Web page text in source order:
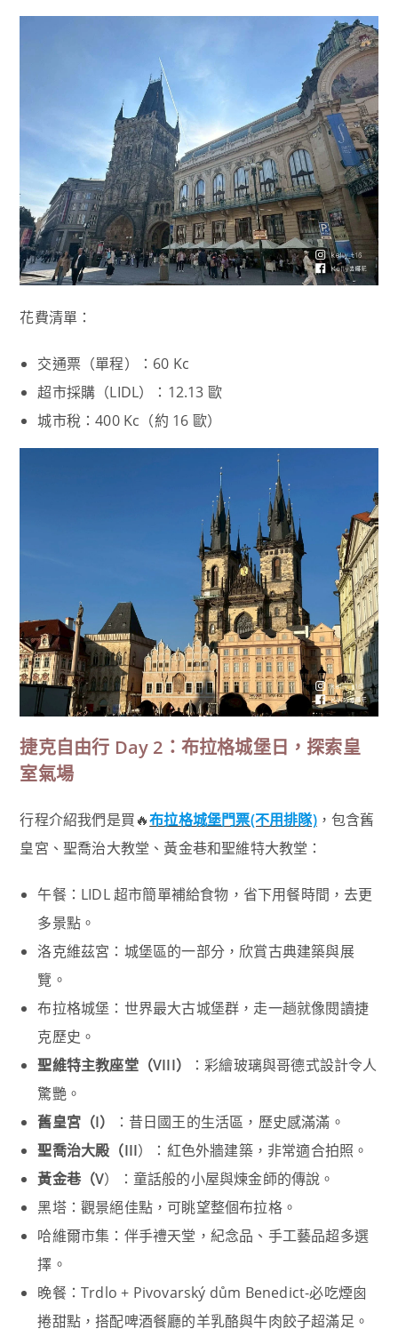
花費清單：
交通票（單程）：60 Kc
超市採購（LIDL）：12.13 歐
城市稅：400 Kc（約 16 歐）
捷克自由行 Day 2：布拉格城堡日，探索皇
室氣場
行程介紹我們是買🔥布拉格城堡門票(不用排隊)，包含舊
皇宮、聖喬治大教堂、黃金巷和聖維特大教堂：
午餐：LIDL 超市簡單補給食物，省下用餐時間，去更
多景點。
洛克維茲宮：城堡區的一部分，欣賞古典建築與展
覽。
布拉格城堡：世界最大古城堡群，走一趟就像閱讀捷
克歷史。
聖維特主教座堂（VIII）
：彩繪玻璃與哥德式設計令人
驚艷。
舊皇宮（I）
：昔日國王的生活區，歷史感滿滿。
聖喬治大殿（III）：紅色外牆建築，非常適合拍照。
黃金巷（V）：童話般的小屋與煉金師的傳說。
黑塔：觀景絕佳點，可眺望整個布拉格。
哈維爾市集：伴手禮天堂，紀念品、手工藝品超多選
擇。
晚餐：Trdlo + Pivovarský dům Benedict-必吃煙囪
捲甜點，搭配啤酒餐廳的羊乳酪與牛肉餃子超滿足。